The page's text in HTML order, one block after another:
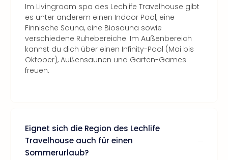
Im Livingroom spa des Lechlife Travelhouse gibt
es unter anderem einen Indoor Pool, eine
Finnische Sauna, eine Biosauna sowie
verschiedene Ruhebereiche. Im Außenbereich
kannst du dich über einen Infinity-Pool (Mai bis
Oktober), Außensaunen und Garten-Games
freuen.
Eignet sich die Region des Lechlife
Travelhouse auch für einen
Sommerurlaub?